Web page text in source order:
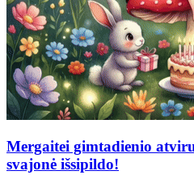
Mergaitei gimtadienio
svajonė išsipildo!